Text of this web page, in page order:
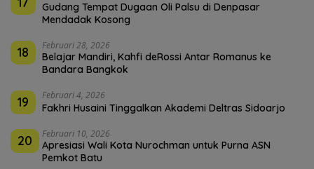
Gudang Tempat Dugaan Oli Palsu di Denpasar
Mendadak Kosong
18 Februari 28, 2026
Belajar Mandiri, Kahfi deRossi Antar Romanus ke
Bandara Bangkok
19 Februari 4, 2026
Fakhri Husaini Tinggalkan Akademi Deltras Sidoarjo
20 Februari 10, 2026
Apresiasi Wali Kota Nurochman untuk Purna ASN
Pemkot Batu